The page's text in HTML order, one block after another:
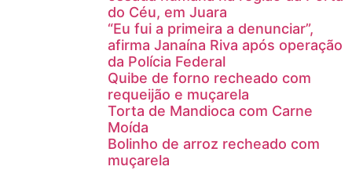
do Céu, em Juara
“Eu fui a primeira a denunciar”,
afirma Janaína Riva após operação
da Polícia Federal
Quibe de forno recheado com
requeijão e muçarela
Torta de Mandioca com Carne
Moída
Bolinho de arroz recheado com
muçarela